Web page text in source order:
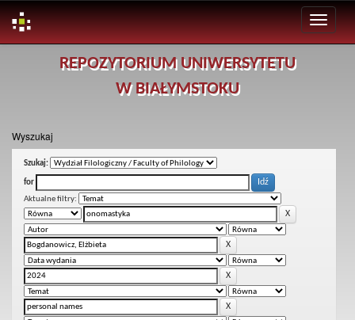
REPOZYTORIUM UNIWERSYTETU
W BIAŁYMSTOKU
Wyszukaj
Szukaj:
for
Aktualne filtry: